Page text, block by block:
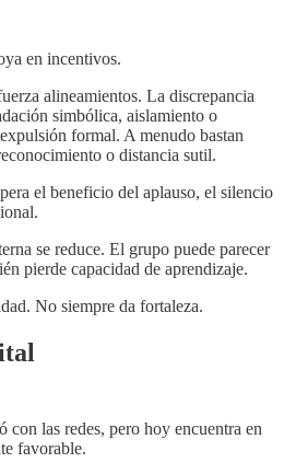
en incentivos.
alineamientos. La discrepancia
simbólica, aislamiento o
formal. A menudo bastan
o distancia sutil.
el beneficio del aplauso, el silencio
se reduce. El grupo puede parecer
pierde capacidad de aprendizaje.
No siempre da fortaleza.
las redes, pero hoy encuentra en
favorable.